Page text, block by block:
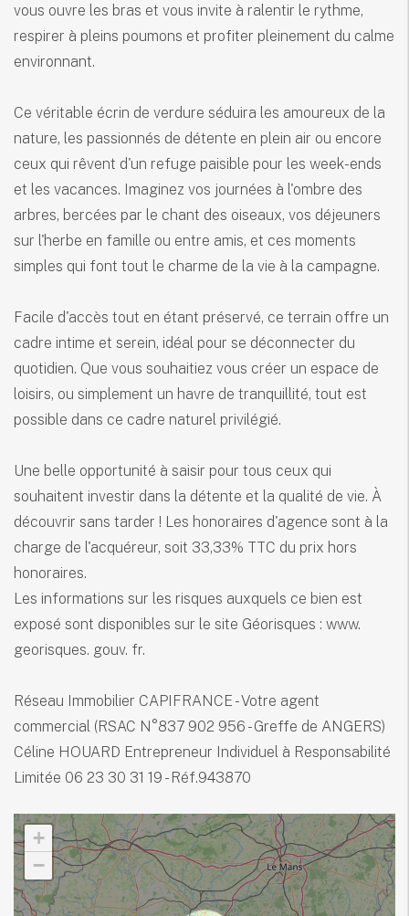
+
−
vous ouvre les bras et vous invite à ralentir le rythme,
respirer à pleins poumons et profiter pleinement du calme
environnant.
Ce véritable écrin de verdure séduira les amoureux de la
nature, les passionnés de détente en plein air ou encore
ceux qui rêvent d'un refuge paisible pour les week-ends
et les vacances. Imaginez vos journées à l'ombre des
arbres, bercées par le chant des oiseaux, vos déjeuners
sur l'herbe en famille ou entre amis, et ces moments
simples qui font tout le charme de la vie à la campagne.
Facile d'accès tout en étant préservé, ce terrain offre un
cadre intime et serein, idéal pour se déconnecter du
quotidien. Que vous souhaitiez vous créer un espace de
loisirs, ou simplement un havre de tranquillité, tout est
possible dans ce cadre naturel privilégié.
Une belle opportunité à saisir pour tous ceux qui
souhaitent investir dans la détente et la qualité de vie. À
découvrir sans tarder ! Les honoraires d'agence sont à la
charge de l'acquéreur, soit 33,33% TTC du prix hors
honoraires.
Les informations sur les risques auxquels ce bien est
exposé sont disponibles sur le site Géorisques : www.
georisques. gouv. fr.
Réseau Immobilier CAPIFRANCE - Votre agent
commercial (RSAC N°837 902 956 - Greffe de ANGERS)
Céline HOUARD Entrepreneur Individuel à Responsabilité
Limitée 06 23 30 31 19 - Réf.943870